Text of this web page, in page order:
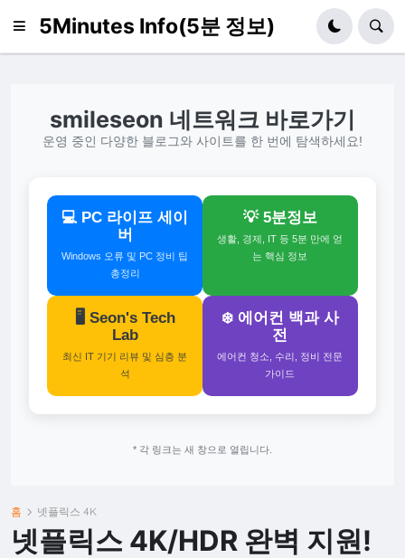
5Minutes Info(5분 정보)
smileseon 네트워크 바로가기
운영 중인 다양한 블로그와 사이트를 한 번에 탐색하세요!
💻 PC 라이프 세이
버
Windows 오류 및 PC 정비 팁
총정리
💡 5분정보
생활, 경제, IT 등 5분 만에 얻
는 핵심 정보
🖥️ Seon's Tech
Lab
최신 IT 기기 리뷰 및 심층 분
석
❄️ 에어컨 백과 사
전
에어컨 청소, 수리, 정비 전문
가이드
* 각 링크는 새 창으로 열립니다.
홈 넷플릭스 4K
넷플릭스 4K/HDR 완벽 지원!